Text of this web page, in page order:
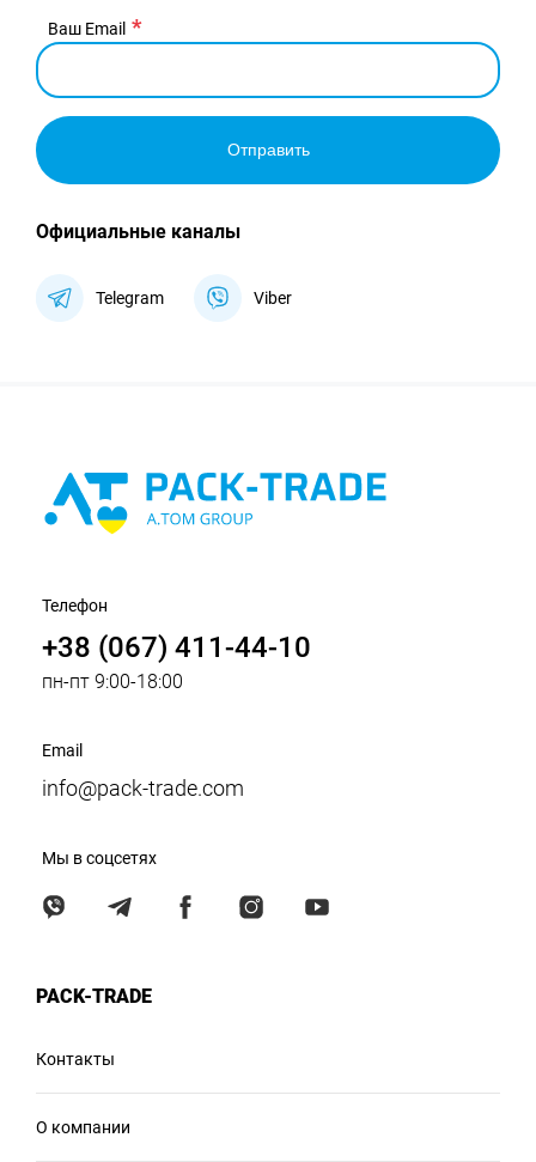
Ваш Email
Отправить
Официальные каналы
Telegram Viber
Телефон
+38 (067) 411-44-10
пн-пт 9:00-18:00
Email
info@pack-trade.com
Мы в соцсетях
PACK-TRADE
Контакты
О компании